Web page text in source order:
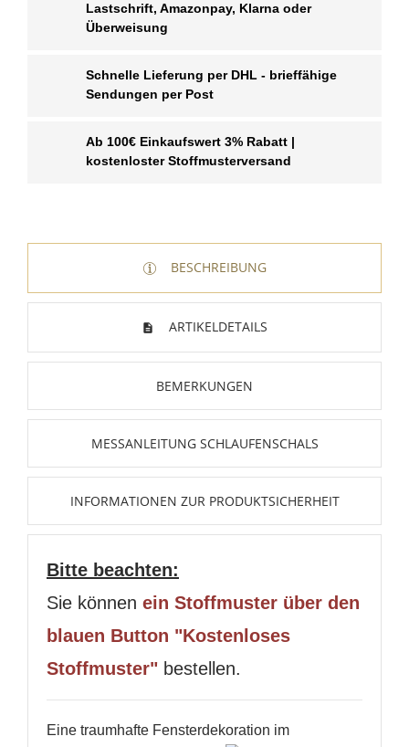
Lastschrift, Amazonpay, Klarna oder
Überweisung
Schnelle Lieferung per DHL - brieffähige
Sendungen per Post
Ab 100€ Einkaufswert 3% Rabatt |
kostenloster Stoffmusterversand
BESCHREIBUNG
ARTIKELDETAILS
BEMERKUNGEN
MESSANLEITUNG SCHLAUFENSCHALS
INFORMATIONEN ZUR PRODUKTSICHERHEIT
Bitte beachten:
Sie können ein Stoffmuster über den
blauen Button "Kostenloses
Stoffmuster" bestellen.
Eine traumhafte Fensterdekoration im